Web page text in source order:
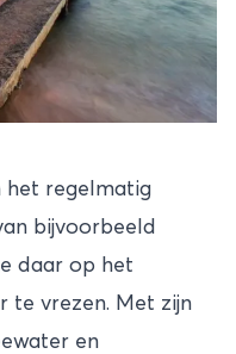
het regelmatig
bijvoorbeeld
daar op het
te vrezen. Met zijn
en